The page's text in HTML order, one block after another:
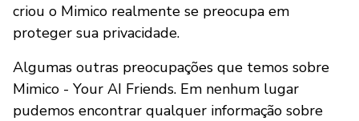
criou o Mimico realmente se preocupa em
proteger sua privacidade.
Algumas outras preocupações que temos sobre
Mimico - Your AI Friends. Em nenhum lugar
pudemos encontrar qualquer informação sobre